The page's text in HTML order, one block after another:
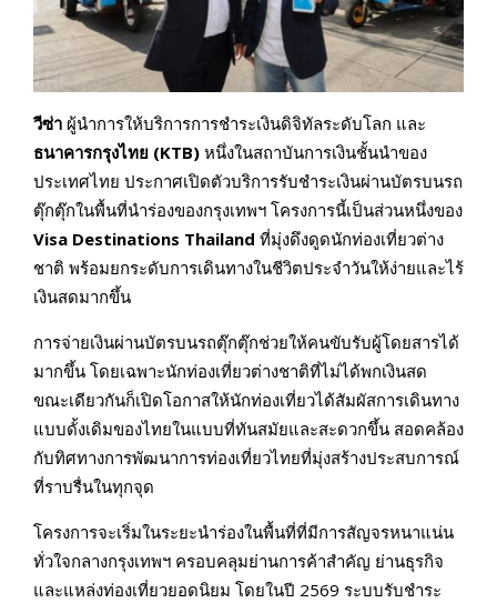
วีซ่า ผู้นำการให้บริการการชำระเงินดิจิทัลระดับโลก และ
ธนาคารกรุงไทย (KTB) หนึ่งในสถาบันการเงินชั้นนำของ
ประเทศไทย ประกาศเปิดตัวบริการรับชำระเงินผ่านบัตรบนรถ
ตุ๊กตุ๊กในพื้นที่นำร่องของกรุงเทพฯ โครงการนี้เป็นส่วนหนึ่งของ
Visa Destinations Thailand ที่มุ่งดึงดูดนักท่องเที่ยวต่าง
ชาติ พร้อมยกระดับการเดินทางในชีวิตประจำวันให้ง่ายและไร้
เงินสดมากขึ้น
การจ่ายเงินผ่านบัตรบนรถตุ๊กตุ๊กช่วยให้คนขับรับผู้โดยสารได้
มากขึ้น โดยเฉพาะนักท่องเที่ยวต่างชาติที่ไม่ได้พกเงินสด
ขณะเดียวกันก็เปิดโอกาสให้นักท่องเที่ยวได้สัมผัสการเดินทาง
แบบดั้งเดิมของไทยในแบบที่ทันสมัยและสะดวกขึ้น สอดคล้อง
กับทิศทางการพัฒนาการท่องเที่ยวไทยที่มุ่งสร้างประสบการณ์
ที่ราบรื่นในทุกจุด
โครงการจะเริ่มในระยะนำร่องในพื้นที่ที่มีการสัญจรหนาแน่น
ทั่วใจกลางกรุงเทพฯ ครอบคลุมย่านการค้าสำคัญ ย่านธุรกิจ
และแหล่งท่องเที่ยวยอดนิยม โดยในปี 2569 ระบบรับชำระ